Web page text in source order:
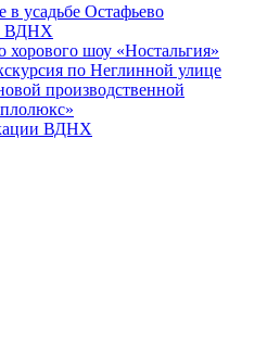
в усадьбе Остафьево
ВДНХ
хорового шоу «Ностальгия»
по Неглинной улице
производственной
ВДНХ